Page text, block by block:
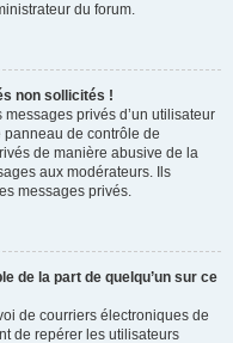
du forum.
non sollicités !
privés d’un utilisateur
de contrôle de
de manière abusive de la
aux modérateurs. Ils
messages privés.
de la part de quelqu’un sur ce
de courriers électroniques de
de repérer les utilisateurs